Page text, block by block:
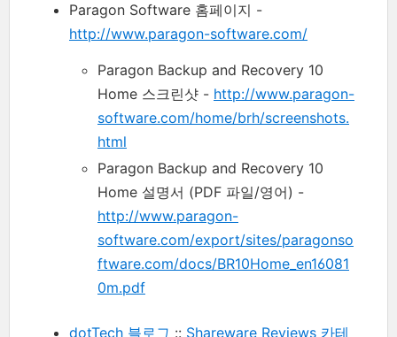
Paragon Software 홈페이지 -
http://www.paragon-software.com/
Paragon Backup and Recovery 10
Home 스크린샷 - http://www.paragon-
software.com/home/brh/screenshots.
html
Paragon Backup and Recovery 10
Home 설명서 (PDF 파일/영어) -
http://www.paragon-
software.com/export/sites/paragonso
ftware.com/docs/BR10Home_en16081
0m.pdf
dotTech 블로그 :: Shareware Reviews 카테